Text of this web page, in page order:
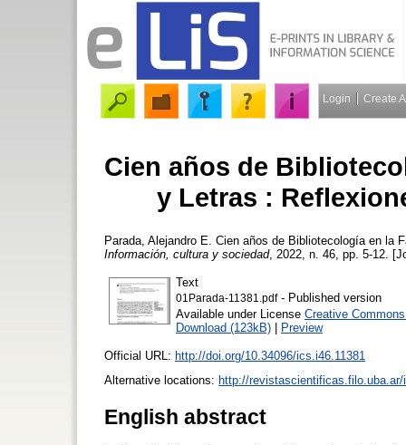
Login Create
Cien años de
y Letras :
Parada, Alejandro E. Cien años de Bibliotecología en la
Información, cultura y sociedad, 2022, n. 46, pp. 5-12.
Text
01Parada-11381.pdf- Published version
Available under License Creative
Download (123kB) | Preview
Official URL: http://doi.org/10.34096/ics.i46.11381
Alternative locations: http://
English abstract